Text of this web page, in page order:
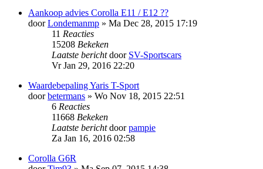
Aankoop advies Corolla E11 / E12 ??
doorLondemanmp » Ma Dec 28, 2015 17:19
11 Reacties
15208 Bekeken
Laatste berichtdoor SV-Sportscars
Vr Jan 29, 2016 22:20
Waardebepaling Yaris T-Sport
doorbetermans » Wo Nov 18, 2015 22:51
6 Reacties
11668 Bekeken
Laatste berichtdoorpampie
Za Jan 16, 2016 02:58
Corolla G6R